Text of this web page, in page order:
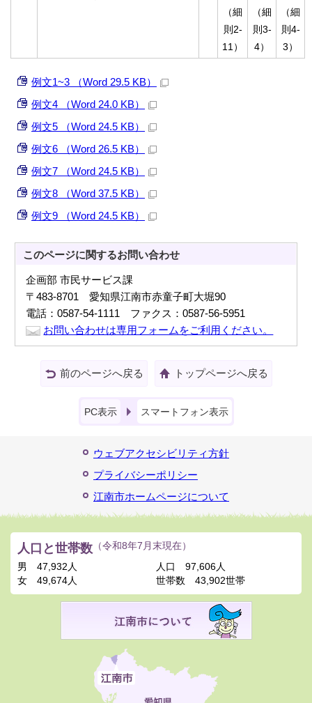
（細
則2-
11）
（細
則3-
4）
（細
則4-
3）
例文1~3 （Word 29.5 KB）
例文4 （Word 24.0 KB）
例文5 （Word 24.5 KB）
例文6 （Word 26.5 KB）
例文7 （Word 24.5 KB）
例文8 （Word 37.5 KB）
例文9 （Word 24.5 KB）
このページに関するお問い合わせ
企画部 市民サービス課
〒483-8701 愛知県江南市赤童子町大堀90
電話：0587-54-1111 ファクス：0587-56-5951
お問い合わせは専用フォームをご利用ください。
前のページへ戻る トップページへ戻る
PC表示 スマートフォン表示
ウェブアクセシビリティ方針
プライバシーポリシー
江南市ホームページについて
人口と世帯数 （令和8年7月末現在）
男
47,932人
女
49,674人
人口
97,606人
世帯数
43,902世帯